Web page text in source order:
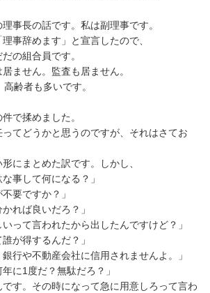
事長の話です。私は副理事です。
事辞めます」と宣言したので、
の組合員です。
ません。監査も居ません。
齢者も多いです。
で揉めました。
てどうかと思うのですが、それはさてお
にまとめた訳です。しかし、
事して何になる？」
要ですか？」
れば良いだろ？」
って言われたから出したんですけど？」
が得するんだ？」
行や不動産会社に信用されませんよ。」
に1度だ？無駄だろ？」
す。その時になって急に用意しろって言わ